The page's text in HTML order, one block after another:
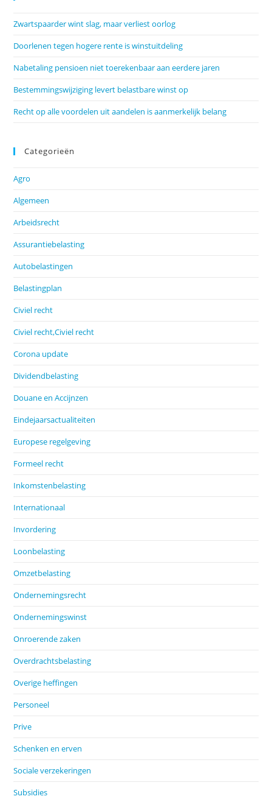
Zwartspaarder wint slag, maar verliest oorlog
Doorlenen tegen hogere rente is winstuitdeling
Nabetaling pensioen niet toerekenbaar aan eerdere jaren
Bestemmingswijziging levert belastbare winst op
Recht op alle voordelen uit aandelen is aanmerkelijk belang
Categorieën
Agro
Algemeen
Arbeidsrecht
Assurantiebelasting
Autobelastingen
Belastingplan
Civiel recht
Civiel recht,Civiel recht
Corona update
Dividendbelasting
Douane en Accijnzen
Eindejaarsactualiteiten
Europese regelgeving
Formeel recht
Inkomstenbelasting
Internationaal
Invordering
Loonbelasting
Omzetbelasting
Ondernemingsrecht
Ondernemingswinst
Onroerende zaken
Overdrachtsbelasting
Overige heffingen
Personeel
Prive
Schenken en erven
Sociale verzekeringen
Subsidies